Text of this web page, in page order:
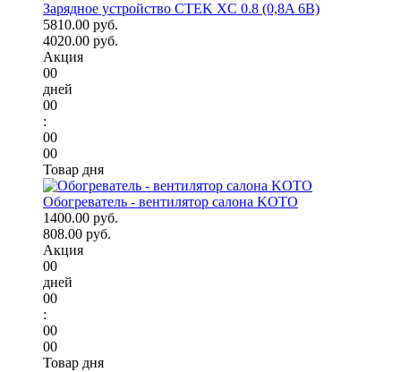
Зарядное устройство CTEK XC 0.8 (0,8A 6В)
5810.00 руб.
4020.00 руб.
Акция
00
дней
00
:
00
00
Товар дня
Обогреватель - вентилятор салона KOTO
1400.00 руб.
808.00 руб.
Акция
00
дней
00
:
00
00
Товар дня